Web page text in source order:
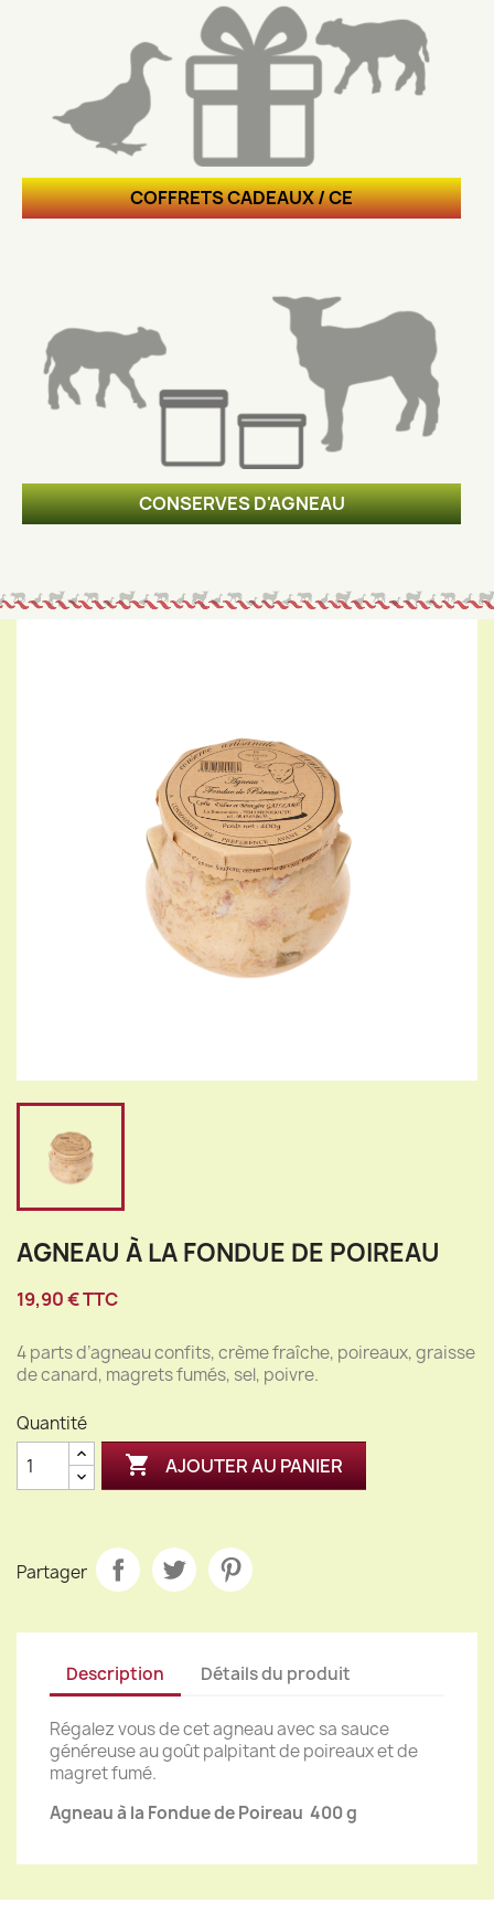
COFFRETS CADEAUX / CE
CONSERVES D'AGNEAU
AGNEAU À LA FONDUE DE POIREAU
19,90 € TTC
4 parts d’agneau confits, crème fraîche, poireaux, graisse
de canard, magrets fumés, sel, poivre.
Quantité
 AJOUTER AU PANIER
Partager
Description Détails du produit
Régalez vous de cet agneau avec sa sauce
généreuse au goût palpitant de poireaux et de
magret fumé.
Agneau à la Fondue de Poireau 400 g